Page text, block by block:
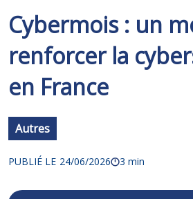
Cybermois : un
renforcer la
en France
Autres
PUBLIÉ LE 24/06/2026 3 min